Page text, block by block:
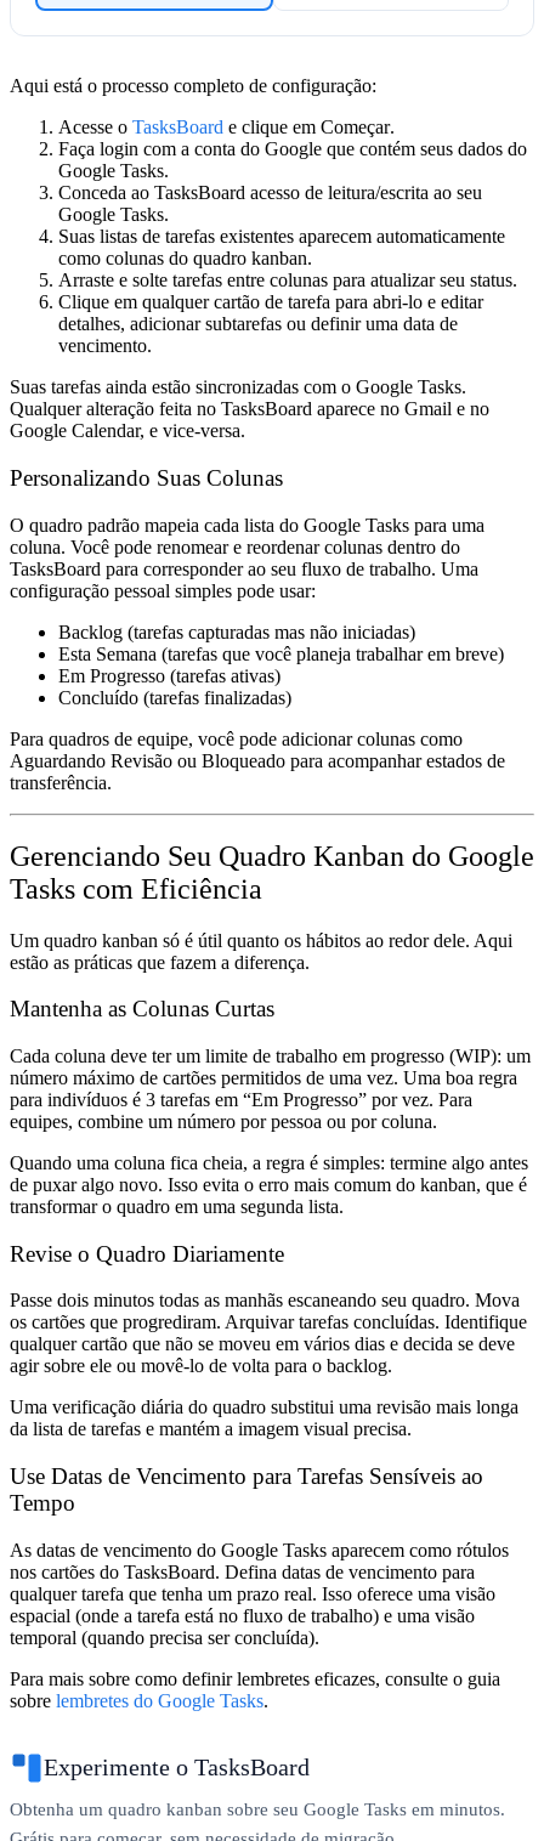
Aqui está o processo completo de configuração:
Acesse o TasksBoard e clique em Começar.
Faça login com a conta do Google que contém seus dados do
Google Tasks.
Conceda ao TasksBoard acesso de leitura/escrita ao seu
Google Tasks.
Suas listas de tarefas existentes aparecem automaticamente
como colunas do quadro kanban.
Arraste e solte tarefas entre colunas para atualizar seu status.
Clique em qualquer cartão de tarefa para abri-lo e editar
detalhes, adicionar subtarefas ou definir uma data de
vencimento.
Suas tarefas ainda estão sincronizadas com o Google Tasks.
Qualquer alteração feita no TasksBoard aparece no Gmail e no
Google Calendar, e vice-versa.
Personalizando Suas Colunas
O quadro padrão mapeia cada lista do Google Tasks para uma
coluna. Você pode renomear e reordenar colunas dentro do
TasksBoard para corresponder ao seu fluxo de trabalho. Uma
configuração pessoal simples pode usar:
Backlog (tarefas capturadas mas não iniciadas)
Esta Semana (tarefas que você planeja trabalhar em breve)
Em Progresso (tarefas ativas)
Concluído (tarefas finalizadas)
Para quadros de equipe, você pode adicionar colunas como
Aguardando Revisão ou Bloqueado para acompanhar estados de
transferência.
Gerenciando Seu Quadro Kanban do Google
Tasks com Eficiência
Um quadro kanban só é útil quanto os hábitos ao redor dele. Aqui
estão as práticas que fazem a diferença.
Mantenha as Colunas Curtas
Cada coluna deve ter um limite de trabalho em progresso (WIP): um
número máximo de cartões permitidos de uma vez. Uma boa regra
para indivíduos é 3 tarefas em “Em Progresso” por vez. Para
equipes, combine um número por pessoa ou por coluna.
Quando uma coluna fica cheia, a regra é simples: termine algo antes
de puxar algo novo. Isso evita o erro mais comum do kanban, que é
transformar o quadro em uma segunda lista.
Revise o Quadro Diariamente
Passe dois minutos todas as manhãs escaneando seu quadro. Mova
os cartões que progrediram. Arquivar tarefas concluídas. Identifique
qualquer cartão que não se moveu em vários dias e decida se deve
agir sobre ele ou movê-lo de volta para o backlog.
Uma verificação diária do quadro substitui uma revisão mais longa
da lista de tarefas e mantém a imagem visual precisa.
Use Datas de Vencimento para Tarefas Sensíveis ao
Tempo
As datas de vencimento do Google Tasks aparecem como rótulos
nos cartões do TasksBoard. Defina datas de vencimento para
qualquer tarefa que tenha um prazo real. Isso oferece uma visão
espacial (onde a tarefa está no fluxo de trabalho) e uma visão
temporal (quando precisa ser concluída).
Para mais sobre como definir lembretes eficazes, consulte o guia
sobre lembretes do Google Tasks.
Experimente o TasksBoard
Obtenha um quadro kanban sobre seu Google Tasks em minutos.